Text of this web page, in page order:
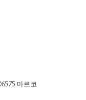
마르코